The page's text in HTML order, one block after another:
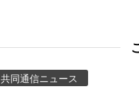
共同通信ニュース